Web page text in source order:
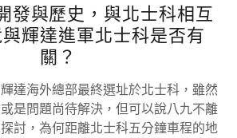
發與歷史，與北士科相互
輝達進軍北士科是否有
關？
達海外總部最終選址於北士科，雖然
是問題尚待解決，但可以說八九不離
討，為何距離北士科五分鐘車程的地